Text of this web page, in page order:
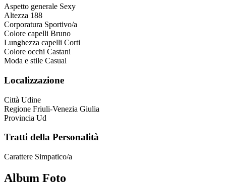
Aspetto generale Sexy
Altezza 188
Corporatura Sportivo/a
Colore capelli Bruno
Lunghezza capelli Corti
Colore occhi Castani
Moda e stile Casual
Localizzazione
Città Udine
Regione Friuli-Venezia Giulia
Provincia Ud
Tratti della Personalità
Carattere Simpatico/a
Album Foto